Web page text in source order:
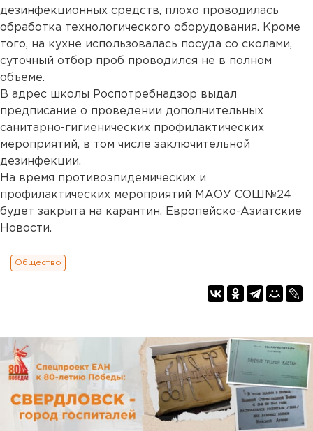
дезинфекционных средств, плохо проводилась
обработка технологического оборудования. Кроме
того, на кухне использовалась посуда со сколами,
суточный отбор проб проводился не в полном
объеме.
В адрес школы Роспотребнадзор выдал
предписание о проведении дополнительных
санитарно-гигиенических профилактических
мероприятий, в том числе заключительной
дезинфекции.
На время противоэпидемических и
профилактических мероприятий МАОУ СОШ№24
будет закрыта на карантин. Европейско-Азиатские
Новости.
Общество